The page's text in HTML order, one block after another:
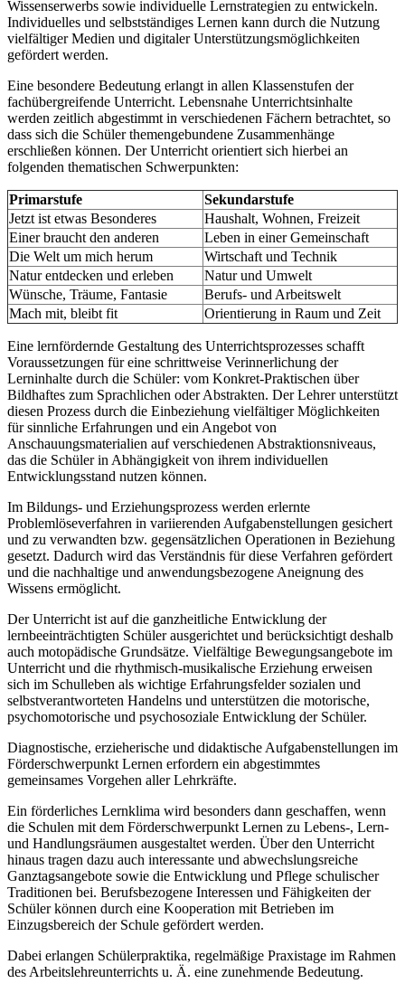
Wissenserwerbs sowie individuelle Lernstrategien zu entwickeln.
Individuelles und selbstständiges Lernen kann durch die Nutzung
vielfältiger Medien und digitaler Unterstützungsmöglichkeiten
gefördert werden.
Eine besondere Bedeutung erlangt in allen Klassenstufen der
fachübergreifende Unterricht. Lebensnahe Unterrichtsinhalte
werden zeitlich abgestimmt in verschiedenen Fächern betrachtet, so
dass sich die Schüler themengebundene Zusammenhänge
erschließen können. Der Unterricht orientiert sich hierbei an
folgenden thematischen Schwerpunkten:
Primarstufe
Sekundarstufe
Jetzt ist etwas Besonderes
Haushalt, Wohnen, Freizeit
Einer braucht den anderen
Leben in einer Gemeinschaft
Die Welt um mich herum
Wirtschaft und Technik
Natur entdecken und erleben
Natur und Umwelt
Wünsche, Träume, Fantasie
Berufs- und Arbeitswelt
Mach mit, bleibt fit
Orientierung in Raum und Zeit
Eine lernfördernde Gestaltung des Unterrichtsprozesses schafft
Voraussetzungen für eine schrittweise Verinnerlichung der
Lerninhalte durch die Schüler: vom Konkret-Praktischen über
Bildhaftes zum Sprachlichen oder Abstrakten. Der Lehrer unterstützt
diesen Prozess durch die Einbeziehung vielfältiger Möglichkeiten
für sinnliche Erfahrungen und ein Angebot von
Anschauungsmaterialien auf verschiedenen Abstraktionsniveaus,
das die Schüler in Abhängigkeit von ihrem individuellen
Entwicklungsstand nutzen können.
Im Bildungs- und Erziehungsprozess werden erlernte
Problemlöseverfahren in variierenden Aufgabenstellungen gesichert
und zu verwandten bzw. gegensätzlichen Operationen in Beziehung
gesetzt. Dadurch wird das Verständnis für diese Verfahren gefördert
und die nachhaltige und anwendungsbezogene Aneignung des
Wissens ermöglicht.
Der Unterricht ist auf die ganzheitliche Entwicklung der
lernbeeinträchtigten Schüler ausgerichtet und berücksichtigt deshalb
auch motopädische Grundsätze. Vielfältige Bewegungsangebote im
Unterricht und die rhythmisch-musikalische Erziehung erweisen
sich im Schulleben als wichtige Erfahrungsfelder sozialen und
selbstverantworteten Handelns und unterstützen die motorische,
psychomotorische und psychosoziale Entwicklung der Schüler.
Diagnostische, erzieherische und didaktische Aufgabenstellungen im
Förderschwerpunkt Lernen erfordern ein abgestimmtes
gemeinsames Vorgehen aller Lehrkräfte.
Ein förderliches Lernklima wird besonders dann geschaffen, wenn
die Schulen mit dem Förderschwerpunkt Lernen zu Lebens-, Lern-
und Handlungsräumen ausgestaltet werden. Über den Unterricht
hinaus tragen dazu auch interessante und abwechslungsreiche
Ganztagsangebote sowie die Entwicklung und Pflege schulischer
Traditionen bei. Berufsbezogene Interessen und Fähigkeiten der
Schüler können durch eine Kooperation mit Betrieben im
Einzugsbereich der Schule gefördert werden.
Dabei erlangen Schülerpraktika, regelmäßige Praxistage im Rahmen
des Arbeitslehreunterrichts u. Ä. eine zunehmende Bedeutung.